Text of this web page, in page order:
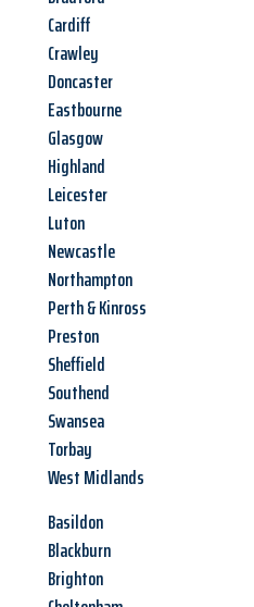
Cardiff
Crawley
Doncaster
Eastbourne
Glasgow
Highland
Leicester
Luton
Newcastle
Northampton
Perth & Kinross
Preston
Sheffield
Southend
Swansea
Torbay
West Midlands
Basildon
Blackburn
Brighton